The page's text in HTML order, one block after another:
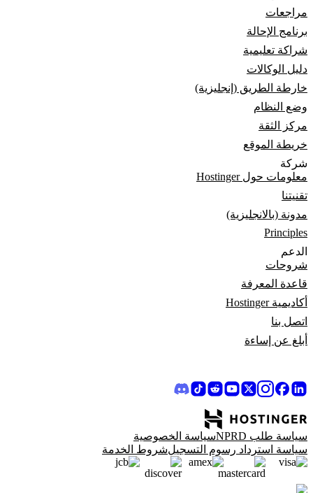
مراجعات
برنامج الإحالة
شراكة تعليمية
دليل الوكالات
خارطة الطريق (إنجليزية)
وضع النظام
مركز الثقة
خريطة الموقع
شركة
معلومات حول Hostinger
تقنيتنا
مدونة (بالانجليزية)
Principles
الدعم
شروحات
قاعدة المعرفة
أكاديمية Hostinger
اتصل بنا
أبلغ عن إساءة
سياسة طلب NPRD
سياسة الخصوصية
سياسة استرداد رسوم التسجيلشروط الخدمة